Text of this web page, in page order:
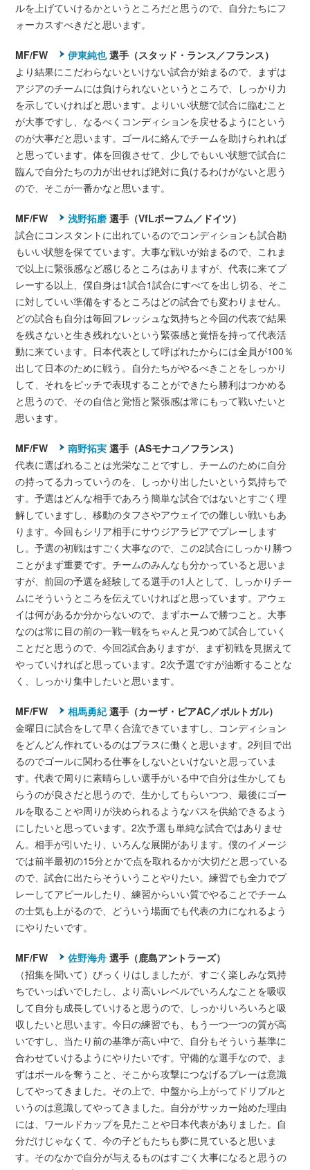
ルを上げていけるかというところだと思うので、自分たちにフ
ォーカスすべきだと思います。
MF/FW 伊東純也選手（スタッド・ランス／フランス）
より結果にこだわらないといけない試合が始まるので、まずは
アジアのチームには負けられないというところで、しっかり力
を示していければと思います。よりいい状態で試合に臨むこと
が大事ですし、なるべくコンディションを戻せるようにという
のが大事だと思います。ゴールに絡んでチームを助けられれば
と思っています。体を回復させて、少しでもいい状態で試合に
臨んで自分たちの力が出せれば絶対に負けるわけがないと思う
ので、そこが一番かなと思います。
MF/FW 浅野拓磨 選手（VfLボーフム／ドイツ）
試合にコンスタントに出れているのでコンディションも試合勘
もいい状態を保てています。大事な戦いが始まるので、これま
で以上に緊張感など感じるところはありますが、代表に来てプ
レーする以上、僕自身は1試合1試合にすべてを出し切る、そこ
に対していい準備をするところはどの試合でも変わりません。
どの試合も自分は毎回フレッシュな気持ちと今回の代表で結果
を残さないと生き残れないという緊張感と覚悟を持って代表活
動に来ています。日本代表として呼ばれたからには全員が100％
出して日本のために戦う。自分たちがやるべきことをしっかり
して、それをピッチで表現することができたら勝利はつかめる
と思うので、その自信と覚悟と緊張感は常にもって戦いたいと
思います。
MF/FW 南野拓実 選手（ASモナコ／フランス）
代表に選ばれることは光栄なことですし、チームのために自分
の持ってる力っていうのを、しっかり出したいという気持ちで
す。予選はどんな相手であろう簡単な試合ではないとすごく理
解していますし、移動のタフさやアウェイでの難しい戦いもあ
ります。今回もシリア相手にサウジアラビアでプレーします
し。予選の初戦はすごく大事なので、この2試合にしっかり勝つ
ことがまず重要です。チームのみんなも分かっていると思いま
すが、前回の予選を経験してる選手の1人として、しっかりチー
ムにそういうところを伝えていければと思っています。アウェ
イは何があるか分からないので、まずホームで勝つこと。大事
なのは常に目の前の一戦一戦をちゃんと見つめて試合していく
ことだと思うので、今回2試合ありますが、まず初戦を見据えて
やっていければと思っています。2次予選ですが油断することな
く、しっかり集中したいと思います。
MF/FW 相馬勇紀選手（カーザ・ピアAC／ポルトガル）
金曜日に試合をして早く合流できていますし、コンディション
をどんどん作れているのはプラスに働くと思います。2列目で出
るのでゴールに関わる仕事をしないといけないと思っていま
す。代表で周りに素晴らしい選手がいる中で自分は生かしても
らうのが良さだと思うので、生かしてもらいつつ、最後にゴー
ルを取ることや周りが決められるようなパスを供給できるよう
にしたいと思っています。2次予選も単純な試合ではありませ
ん。相手が引いたり、いろんな展開があります。僕のイメージ
では前半最初の15分とかで点を取れるかが大切だと思っている
ので、試合に出たらそういうことやりたい。練習でも全力でプ
レーしてアピールしたり、練習からいい質でやることでチーム
の士気も上がるので、どういう場面でも代表の力になれるよう
にやりたいです。
MF/FW 佐野海舟 選手（鹿島アントラーズ）
（招集を聞いて）びっくりはしましたが、すごく楽しみな気持
ちでいっぱいでしたし、より高いレベルでいろんなことを吸収
して自分も成長していけると思うので、しっかりいろいろと吸
収したいと思います。今日の練習でも、もう一つ一つの質が高
いですし、当たり前の基準が高い中で、自分もそういう基準に
合わせていけるようにやりたいです。守備的な選手なので、ま
ずはボールを奪うこと、そこから攻撃につなげるプレーは意識
してやってきました。その上で、中盤から上がってドリブルと
いうのは意識してやってきました。自分がサッカー始めた理由
には、ワールドカップを見たことや日本代表がありました。自
分だけじゃなくて、今の子どもたちも夢に見ていると思いま
す。そのなかで自分が与えるものはすごく大事になると思うの